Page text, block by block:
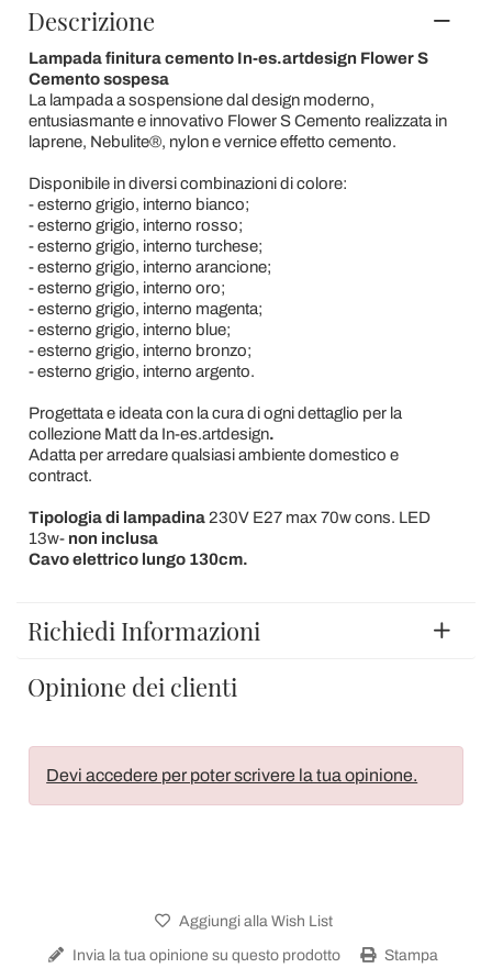
Descrizione
Lampada finitura cemento In-es.artdesign Flower S
Cemento sospesa
La lampada a sospensione dal design moderno,
entusiasmante e innovativo Flower S Cemento realizzata in
laprene, Nebulite®, nylon e vernice effetto cemento.
Disponibile in diversi combinazioni di colore:
- esterno grigio, interno bianco;
- esterno grigio, interno rosso;
- esterno grigio, interno turchese;
- esterno grigio, interno arancione;
- esterno grigio, interno oro;
- esterno grigio, interno magenta;
- esterno grigio, interno blue;
- esterno grigio, interno bronzo;
- esterno grigio, interno argento.
Progettata e ideata con la cura di ogni dettaglio per la
collezione Matt da In-es.artdesign.
Adatta per arredare qualsiasi ambiente domestico e
contract.
Tipologia di lampadina230V E27 max 70w cons. LED
13w- non inclusa
Cavo elettrico lungo 130cm.
Richiedi Informazioni
Opinione dei clienti
Devi accedere per poter scrivere la tua opinione.
Aggiungi alla Wish List
Invia la tua opinione su questo prodotto Stampa